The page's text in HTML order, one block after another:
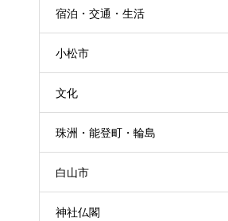
宿泊・交通・生活
小松市
文化
珠洲・能登町・輪島
白山市
神社仏閣